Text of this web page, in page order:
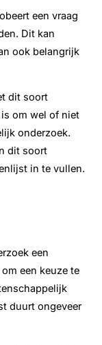
een vraag
Dit kan
ook belangrijk
dit soort
om wel of niet
onderzoek.
dit soort
in te vullen.
een
een keuze te
duurt ongeveer